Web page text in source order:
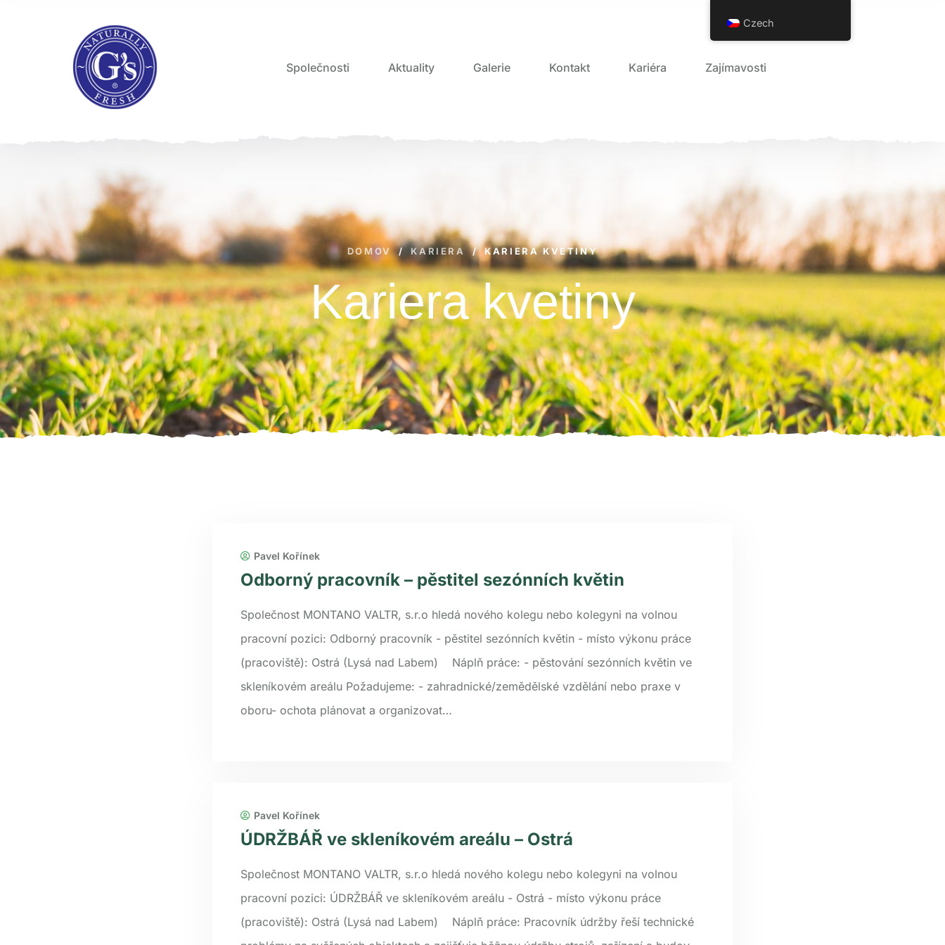
Společnosti Aktuality Galerie Kontakt Kariéra Zajímavosti
DOMOV / KARIERA / KARIERA KVETINY
Kariera kvetiny
Pavel Kořínek
Odborný pracovník – pěstitel sezónních květin
Společnost MONTANO VALTR, s.r.o hledá nového kolegu nebo kolegyni na volnou
pracovní pozici: Odborný pracovník - pěstitel sezónních květin - místo výkonu práce
(pracoviště): Ostrá (Lysá nad Labem) Náplň práce: - pěstování sezónních květin ve
skleníkovém areálu Požadujeme: - zahradnické/zemědělské vzdělání nebo praxe v
oboru- ochota plánovat a organizovat…
Pavel Kořínek
ÚDRŽBÁŘ ve skleníkovém areálu – Ostrá
Společnost MONTANO VALTR, s.r.o hledá nového kolegu nebo kolegyni na volnou
pracovní pozici: ÚDRŽBÁŘ ve skleníkovém areálu - Ostrá - místo výkonu práce
(pracoviště): Ostrá (Lysá nad Labem) Náplň práce: Pracovník údržby řeší technické
Czech